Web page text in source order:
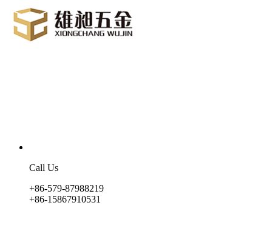
Call Us
+86-579-87988219
+86-15867910531